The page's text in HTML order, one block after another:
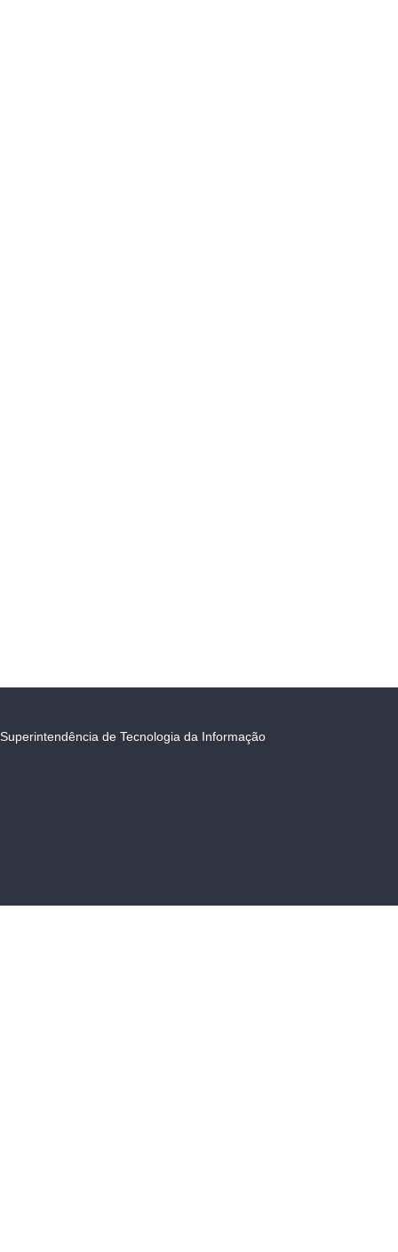
Superintendência de Tecnologia da Informação